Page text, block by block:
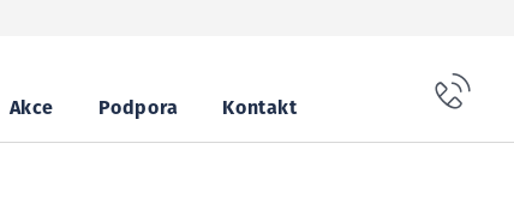
Akce Podpora Kontakt